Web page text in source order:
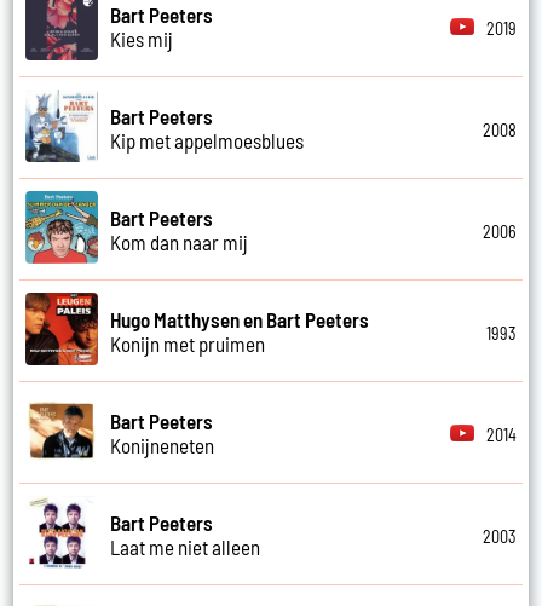
Bart Peeters
Kies mij
2019
Bart Peeters
Kip met appelmoesblues
2008
Bart Peeters
Kom dan naar mij
2006
Hugo Matthysen en Bart Peeters
Konijn met pruimen
1993
Bart Peeters
Konijneneten
2014
Bart Peeters
Laat me niet alleen
2003